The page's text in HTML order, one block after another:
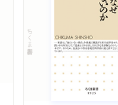
ちくま新書